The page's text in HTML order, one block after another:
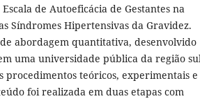
de Autoeficácia de Gestantes na
Síndromes Hipertensivas da Gravidez.
abordagem quantitativa, desenvolvido
uma universidade pública da região
procedimentos teóricos, experimentais e
foi realizada em duas etapas com